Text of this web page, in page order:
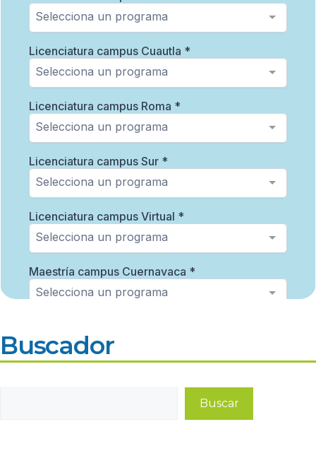
Buscador
Buscar